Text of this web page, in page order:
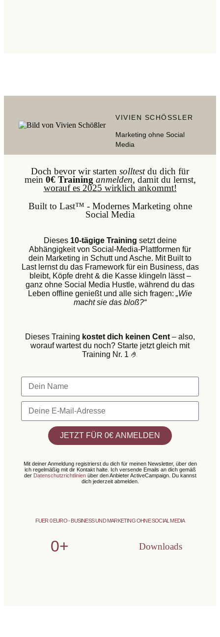
VIVIEN SCHÖSSLER
Marketing ohne Social
Media
FUER 0 EURO - BUSINESS UND MARKETING OHNE SOCIAL MEDIA
Downloads
0+
Doch bevor wir starten solltestdu dich für
mein 0€ Training anmelden, damit du lernst,
worauf es 2025 wirklich ankommt!
Built to Last™ - Modernes Marketing ohne
Social Media
Dieses10-tägige Training setzt deine
Abhängigkeit von Social-Media-Plattformen für
dein Marketing in Schutt und Asche. Mit Built to
Last lernst du das Framework für ein Business, das
bleibt, Köpfe dreht & die Kasse klingeln lässt –
ganz ohne Social Media Hustle, während du das
Leben offline genießt und alle sich fragen: „Wie
macht sie das bloß?“
Dieses Training kostet dich keinen Cent – also,
worauf wartest du noch? Starte jetzt gleich mit
Training Nr. 1 🤌
JETZT FÜR 0€ ANMELDEN
Mit deiner Anmeldung registrierst du dich für meinen Newsletter, über den
ich regelmäßig mit dir Kontakt halte. Ich versende Emails an dich gemäß
der Datenschutzrichtlinienüber den Anbieter ActiveCampaign. Du kannst
dich jederzeit abmelden.